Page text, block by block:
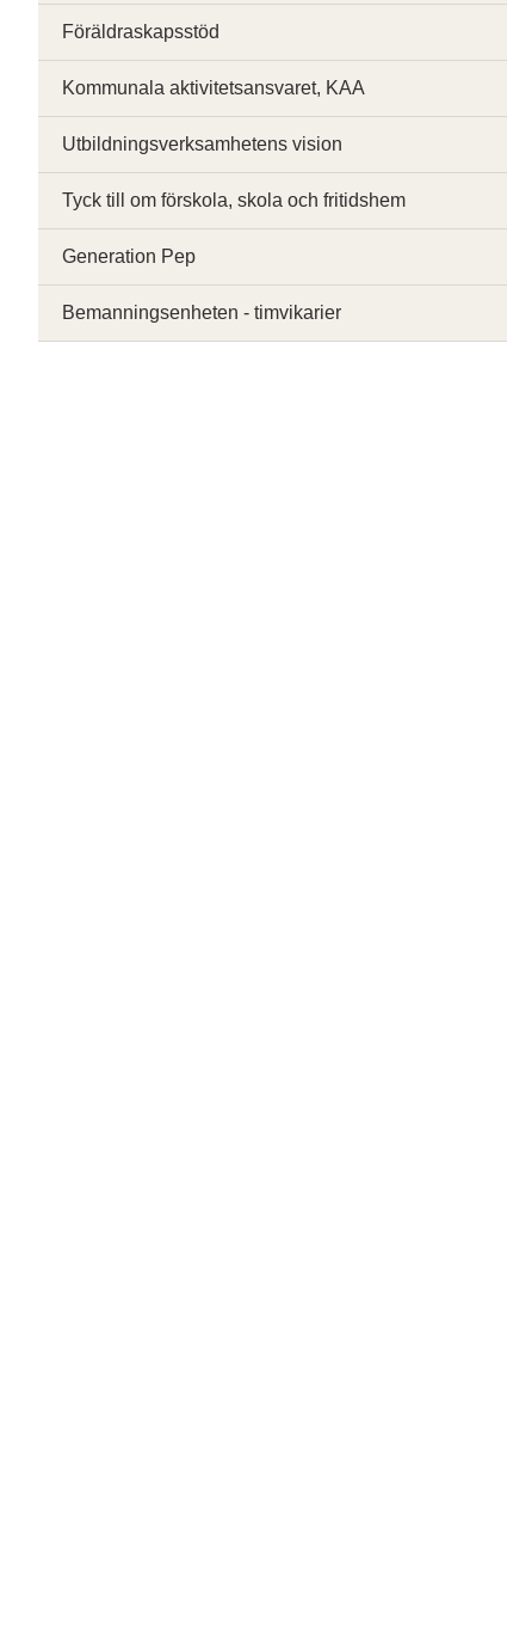
Föräldraskapsstöd
Kommunala aktivitetsansvaret, KAA
Utbildningsverksamhetens vision
Tyck till om förskola, skola och fritidshem
Generation Pep
Bemanningsenheten - timvikarier